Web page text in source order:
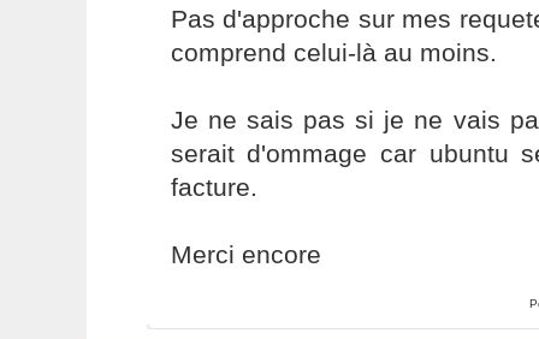
Pas d'approche sur mes
comprend celui-là au moins.
Je ne sais pas si je ne vais
serait d'ommage car ubuntu
facture.
Merci encore